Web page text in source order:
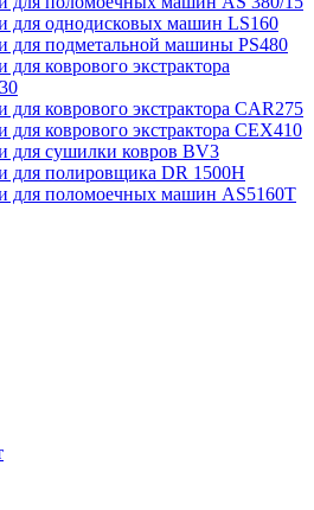
для однодисковых машин LS160
для подметальной машины PS480
для коврового экстрактора
для коврового экстрактора CAR275
для коврового экстрактора CEX410
для сушилки ковров BV3
для полировщика DR 1500H
для поломоечных машин AS5160T